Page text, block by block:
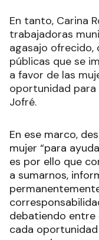
En tanto, Carina
trabajadoras
agasajo
públicas que se
a favor de las
oportunidad
Jofré.
En ese marco,
mujer “para
es por ello que
a sumarnos,
debatiendo entre
cada